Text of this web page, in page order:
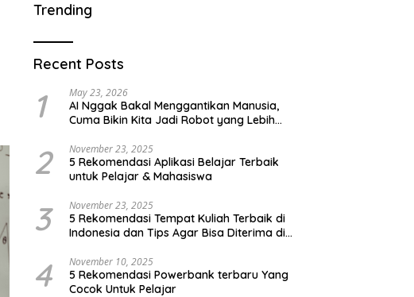
Trending
Recent Posts
1 May 23, 2026
AI Nggak Bakal Menggantikan Manusia,
Cuma Bikin Kita Jadi Robot yang Lebih
2 November 23, 2025
5 Rekomendasi Aplikasi Belajar Terbaik
untuk Pelajar & Mahasiswa
3 November 23, 2025
5 Rekomendasi Tempat Kuliah Terbaik di
Indonesia dan Tips Agar Bisa Diterima di
4 November 10, 2025
5 Rekomendasi Powerbank terbaru Yang
Cocok Untuk Pelajar